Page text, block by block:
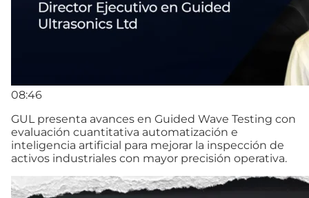
08:46
GUL presenta avances en Guided Wave Testing con
evaluación cuantitativa automatización e
inteligencia artificial para mejorar la inspección de
activos industriales con mayor precisión operativa.